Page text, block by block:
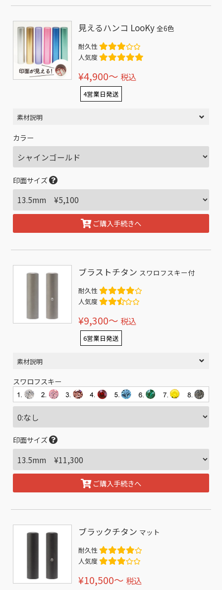
見えるハンコ LooKy全6色
耐久性
人気度
¥4,900〜 税込
4営業日発送
素材説明
カラー
印面サイズ
ご購入手続きへ
ブラストチタン スワロフスキー付
耐久性
人気度
¥9,300〜 税込
6営業日発送
素材説明
スワロフスキー
印面サイズ
ご購入手続きへ
ブラックチタン マット
耐久性
人気度
¥10,500〜 税込